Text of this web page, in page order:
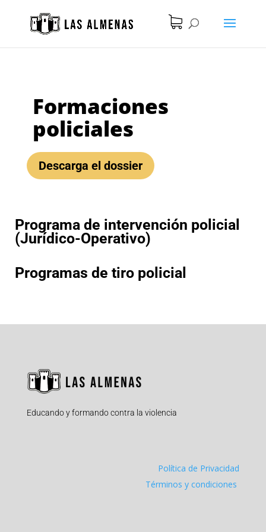
Formaciones
policiales
Descarga el dossier
Programa de intervención policial
(Jurídico-Operativo)
Programas de tiro policial
Educando y formando contra la violencia
Política de Privacidad
Términos y condiciones